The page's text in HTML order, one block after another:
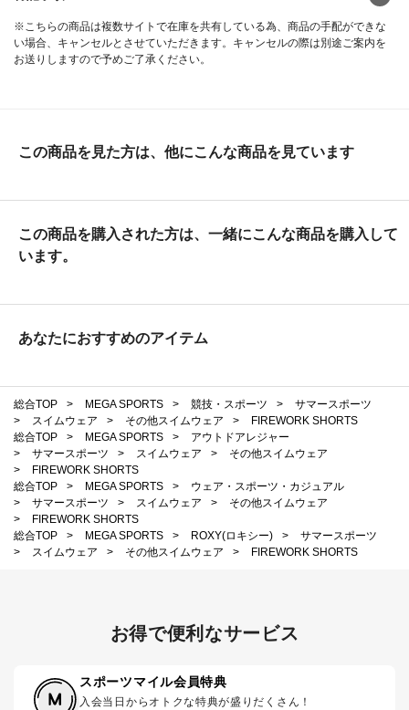
※こちらの商品は複数サイトで在庫を共有している為、商品の手配ができな
い場合、キャンセルとさせていただきます。キャンセルの際は別途ご案内を
お送りしますので予めご了承ください。
この商品を見た方は、他にこんな商品を見ています
この商品を購入された方は、一緒にこんな商品を購入して
います。
あなたにおすすめのアイテム
総合TOP > MEGA SPORTS > 競技・スポーツ >
サマースポーツ
>
スイムウェア > その他スイムウェア >
FIREWORK SHORTS
総合TOP
> MEGA SPORTS >
アウトドアレジャー
>
サマースポーツ > スイムウェア >
その他スイムウェア
>
FIREWORK SHORTS
総合TOP
> MEGA SPORTS >
ウェア・スポーツ・カジュアル
>
サマースポーツ > スイムウェア >
その他スイムウェア
>
FIREWORK SHORTS
総合TOP
> MEGA SPORTS > ROXY(ロキシー) >
サマースポーツ
>
スイムウェア > その他スイムウェア > FIREWORK SHORTS
お得で便利なサービス
スポーツマイル会員特典
入会当日からオトクな特典が盛りだくさん！